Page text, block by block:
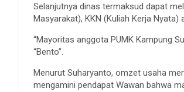
Selanjutnya dinas termaksud dapat
Masyarakat), KKN (Kuliah Kerja
“Mayoritas anggota PUMK Kampung
“Bento”.
Menurut Suharyanto, omzet usaha
mengamini pendapat Wawan bahwa